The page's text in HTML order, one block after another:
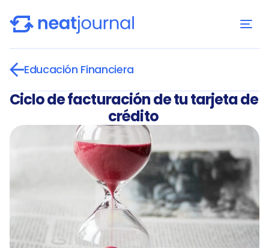
Educación Financiera
Ciclo de facturación de tu tarjeta de
crédito